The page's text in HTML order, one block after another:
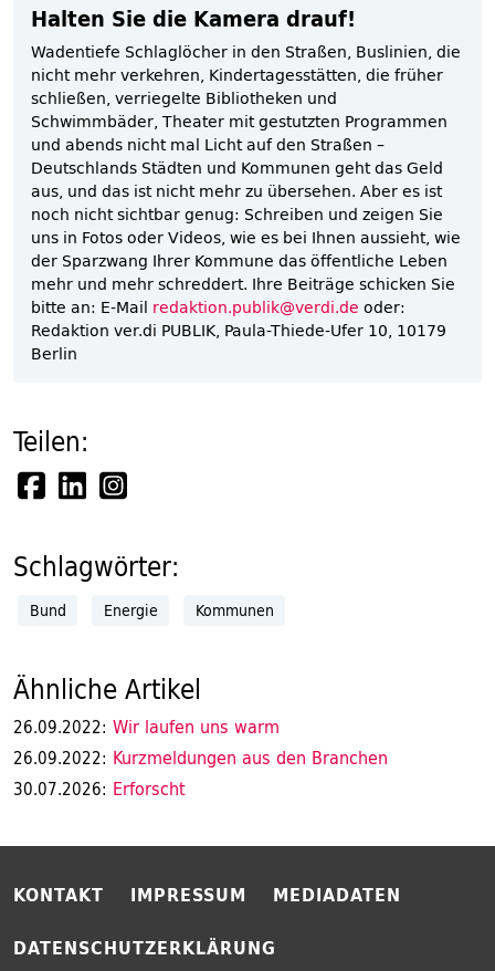
Halten Sie die Kamera drauf!
Wadentiefe Schlaglöcher in den Straßen, Buslinien, die
nicht mehr verkehren, Kindertagesstätten, die früher
schließen, verriegelte Bibliotheken und
Schwimmbäder, Theater mit gestutzten Programmen
und abends nicht mal Licht auf den Straßen –
Deutschlands Städten und Kommunen geht das Geld
aus, und das ist nicht mehr zu übersehen. Aber es ist
noch nicht sichtbar genug: Schreiben und zeigen Sie
uns in Fotos oder Videos, wie es bei Ihnen aussieht, wie
der Sparzwang Ihrer Kommune das öffentliche Leben
mehr und mehr schreddert. Ihre Beiträge schicken Sie
bitte an: E-Mail redaktion.publik@verdi.de oder:
Redaktion ver.di PUBLIK, Paula-Thiede-Ufer 10, 10179
Berlin
Teilen:
Schlagwörter:
Bund Energie Kommunen
Ähnliche Artikel
26.09.2022: Wir laufen uns warm
26.09.2022: Kurzmeldungen aus den Branchen
30.07.2026: Erforscht
KONTAKT IMPRESSUM
MEDIADATEN
DATENSCHUTZERKLÄRUNG